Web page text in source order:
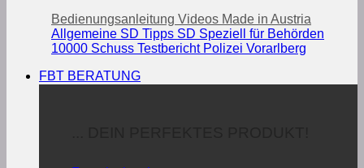
Bedienungsanleitung Videos Made in Austria
Allgemeine SD Tipps SD Speziell für Behörden
10000 Schuss Testbericht Polizei Vorarlberg
FBT BERATUNG